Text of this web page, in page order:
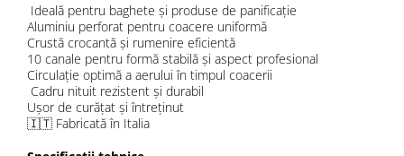
Ideală pentru baghete și produse de panificație
Aluminiu perforat pentru coacere uniformă
Crustă crocantă și rumenire eficientă
10 canale pentru formă stabilă și aspect profesional
Circulație optimă a aerului în timpul coacerii
Cadru nituit rezistent și durabil
Ușor de curățat și întreținut
🇮🇹 Fabricată în Italia